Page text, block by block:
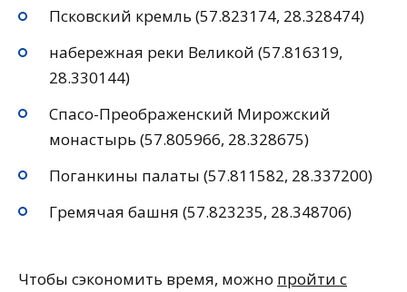
Псковский кремль (57.823174, 28.328474)
набережная реки Великой (57.816319,
28.330144)
Спасо-Преображенский Мирожский
монастырь (57.805966, 28.328675)
Поганкины палаты (57.811582, 28.337200)
Гремячая башня (57.823235, 28.348706)
Чтобы сэкономить время, можно пройти с